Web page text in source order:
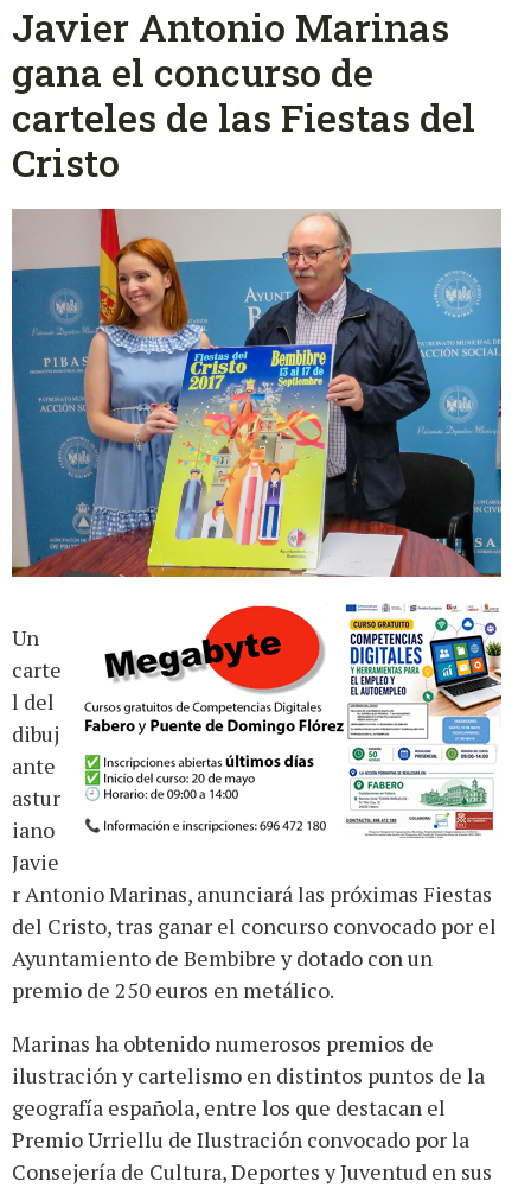
Javier Antonio Marinas
gana el concurso de
carteles de las Fiestas del
Cristo
Un
carte
l del
dibuj
ante
astur
iano
Javie
r Antonio Marinas, anunciará las próximas Fiestas
del Cristo, tras ganar el concurso convocado por el
Ayuntamiento de Bembibre y dotado con un
premio de 250 euros en metálico.
Marinas ha obtenido numerosos premios de
ilustración y cartelismo en distintos puntos de la
geografía española, entre los que destacan el
Premio Urriellu de Ilustración convocado por la
Consejería de Cultura, Deportes y Juventud en sus